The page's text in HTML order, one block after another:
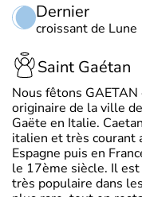
Dernier
croissant de Lune
Saint Gaétan
Nous fêtons
originaire de la ville
Gaëte en Italie.
italien et très courant
Espagne puis en
le 17ème siècle. Il
très populaire dans